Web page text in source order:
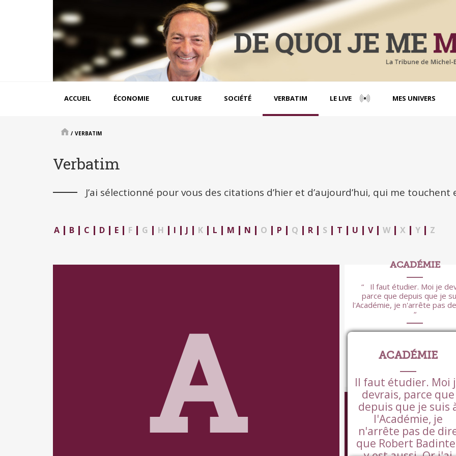
principale
ACCUEIL ÉCONOMIE CULTURE SOCIÉTÉ VERBATIM LE LIVE MES UNIVERS
/ VERBATIM
Verbatim
J’ai sélectionné pour vous des citations d’hier et d’aujourd’hui, qui me
A B C D E F G H I J K L M N O P Q R S T U V W X Y Z
A
ACADÉMIE
Il faut étudier. Moi je
parce que depuis que je
l'Académie, je n'arrête pas
ACADÉMIE
Il faut étudier. Moi
devrais, parce que
depuis que je suis
l'Académie, je
n'arrête pas de
que Robert
BANQUES
PERSPECTIVE DE
Les banques centrales
à dissuader les banquiers de
leur argent, en les incitant